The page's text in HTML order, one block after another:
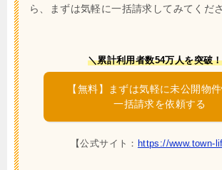
ら、まずは気軽に一括請求してみてくださ
＼累計利用者数54万人を突破
【無料】まずは気軽に未公開物
一括請求を依頼する
【公式サイト： https://www.town-